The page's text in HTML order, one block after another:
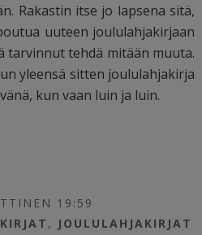
Rakastin itse jo lapsena sitä,
uuteen joululahjakirjaan
tarvinnut tehdä mitään muuta.
yleensä sitten joululahjakirja
kun vaan luin ja luin.
19:59
, JOULULAHJAKIRJAT